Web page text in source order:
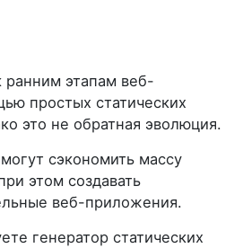
этапам веб-
простых статических
это не обратная эволюция.
сэкономить массу
этом создавать
веб-приложения.
генератор статических